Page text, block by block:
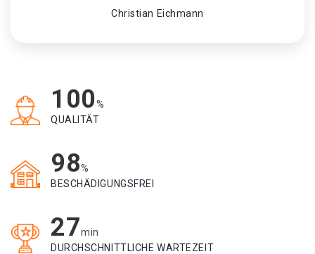
Christian Eichmann
100%
QUALITÄT
98%
BESCHÄDIGUNGSFREI
27min
DURCHSCHNITTLICHE WARTEZEIT